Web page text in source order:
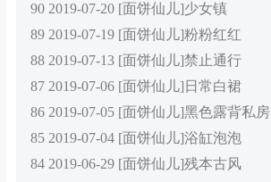
90 2019-07-20 [面饼仙儿]少女镇
89 2019-07-19 [面饼仙儿]粉粉红红
88 2019-07-13 [面饼仙儿]禁止通行
87 2019-07-06 [面饼仙儿]日常白裙
86 2019-07-05 [面饼仙儿]黑色露背私房
85 2019-07-04 [面饼仙儿]浴缸泡泡
84 2019-06-29 [面饼仙儿]残本古风